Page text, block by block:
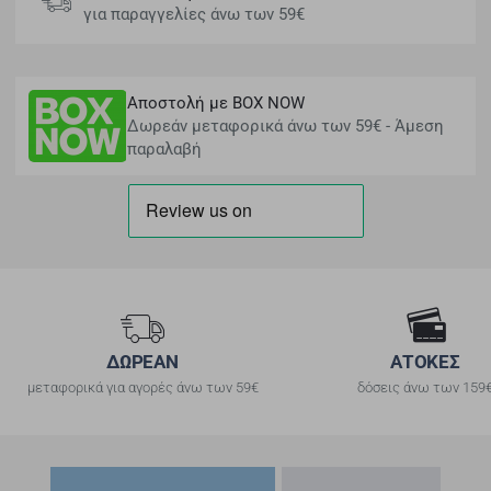
για παραγγελίες άνω των 59€
Αποστολή με BOX NOW
Δωρεάν μεταφορικά άνω των 59€ - Άμεση
παραλαβή
ΔΩΡΕΑΝ
μεταφορικά για αγορές άνω των 59€
ΑΤΟΚΕΣ
δόσεις άνω των